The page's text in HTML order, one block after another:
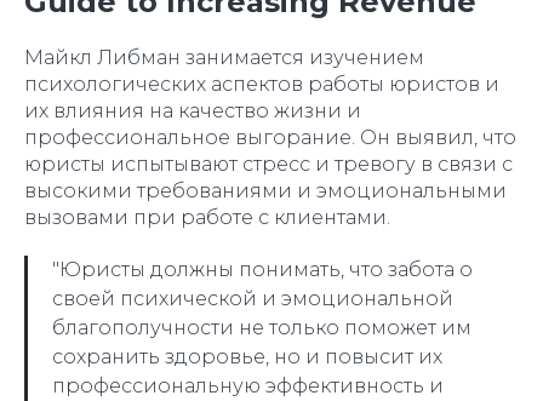
Майкл Либман занимается изучением
психологических аспектов работы юристов и
их влияния на качество жизни и
профессиональное выгорание. Он выявил, что
юристы испытывают стресс и тревогу в связи с
высокими требованиями и эмоциональными
вызовами при работе с клиентами.
"Юристы должны понимать, что забота о
своей психической и эмоциональной
благополучности не только поможет им
сохранить здоровье, но и повысит их
профессиональную эффективность и